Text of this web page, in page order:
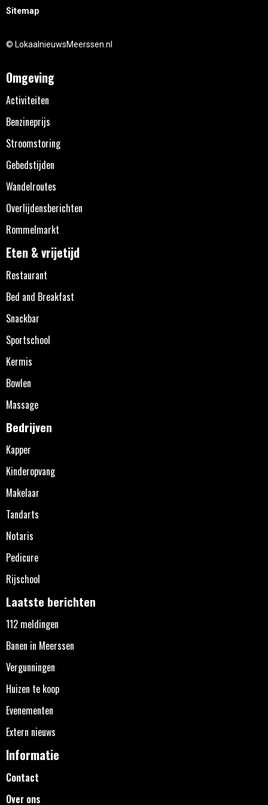
Sitemap
© LokaalnieuwsMeerssen.nl
Omgeving
Activiteiten
Benzineprijs
Stroomstoring
Gebedstijden
Wandelroutes
Overlijdensberichten
Rommelmarkt
Eten & vrijetijd
Restaurant
Bed and Breakfast
Snackbar
Sportschool
Kermis
Bowlen
Massage
Bedrijven
Kapper
Kinderopvang
Makelaar
Tandarts
Notaris
Pedicure
Rijschool
Laatste berichten
112 meldingen
Banen in Meerssen
Vergunningen
Huizen te koop
Evenementen
Extern nieuws
Informatie
Contact
Over ons